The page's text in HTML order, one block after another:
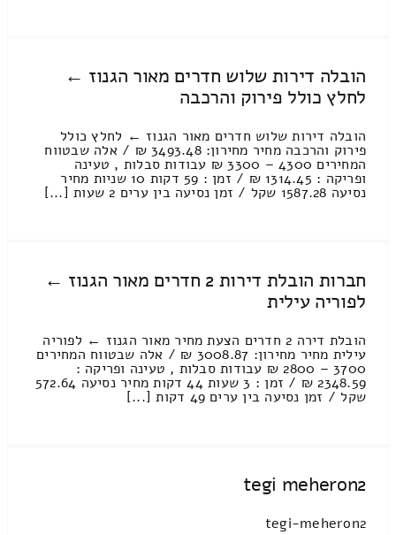
הובלה דירות שלוש חדרים מאור הגנוז ←
לחלץ כולל פירוק והרכבה
הובלה דירות שלוש חדרים מאור הגנוז ← לחלץ כולל
פירוק והרכבה מחיר מחירון: 3493.48 ₪ / אלה שבטווח
המחירים 4300 – 3300 ₪ עבודות סבלות , טעינה
ופריקה : 1314.45 ₪ / זמן : 59 דקות 10 שניות מחיר
נסיעה 1587.28 שקל / זמן נסיעה בין ערים 2 שעות [...]
חברות הובלת דירות 2 חדרים מאור הגנוז ←
לפוריה עילית
הובלת דירה 2 חדרים הצעת מחיר מאור הגנוז ← לפוריה
עילית מחיר מחירון: 3008.87 ₪ / אלה שבטווח המחירים
3700 – 2800 ₪ עבודות סבלות , טעינה ופריקה :
2348.59 ₪ / זמן : 3 שעות 44 דקות מחיר נסיעה 572.64
שקל / זמן נסיעה בין ערים 49 דקות [...]
tegi meheron2
tegi-meheron2